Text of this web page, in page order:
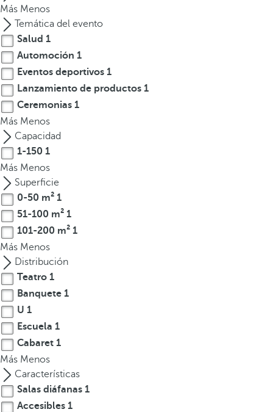
p
u
l
s
a
r
l
a
t
e
l
a
d
e
f
l
e
c
h
a
h
c
i
a
a
b
Más Menos
Temática del evento
Salud 1
Automoción 1
Eventos deportivos 1
Lanzamiento de productos 1
Ceremonias 1
Más Menos
Capacidad
1-150 1
Más Menos
Superficie
0-50 m² 1
51-100 m² 1
101-200 m² 1
Más Menos
Distribución
Teatro 1
Banquete 1
U 1
Escuela 1
Cabaret 1
Más Menos
Características
Salas diáfanas 1
Accesibles 1